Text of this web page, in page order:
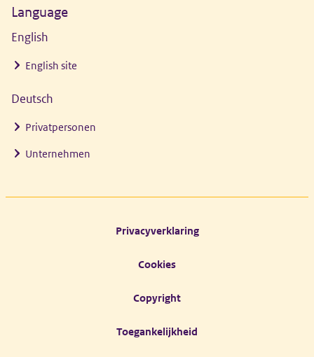
Language
English
English site
Deutsch
Privatpersonen
Unternehmen
Privacyverklaring
Cookies
Copyright
Toegankelijkheid